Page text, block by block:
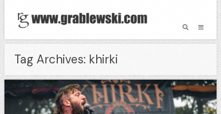
Tag Archives: khirki